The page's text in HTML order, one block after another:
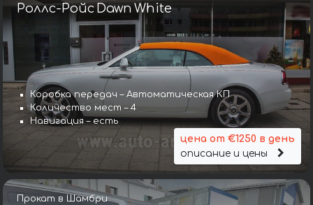
Роллс-Ройс Dawn White
Коробка передач – Автоматическая КП
Количество мест – 4
Навигация – есть
цена от €1250 в день
описание и цены
Прокат в Шамбри